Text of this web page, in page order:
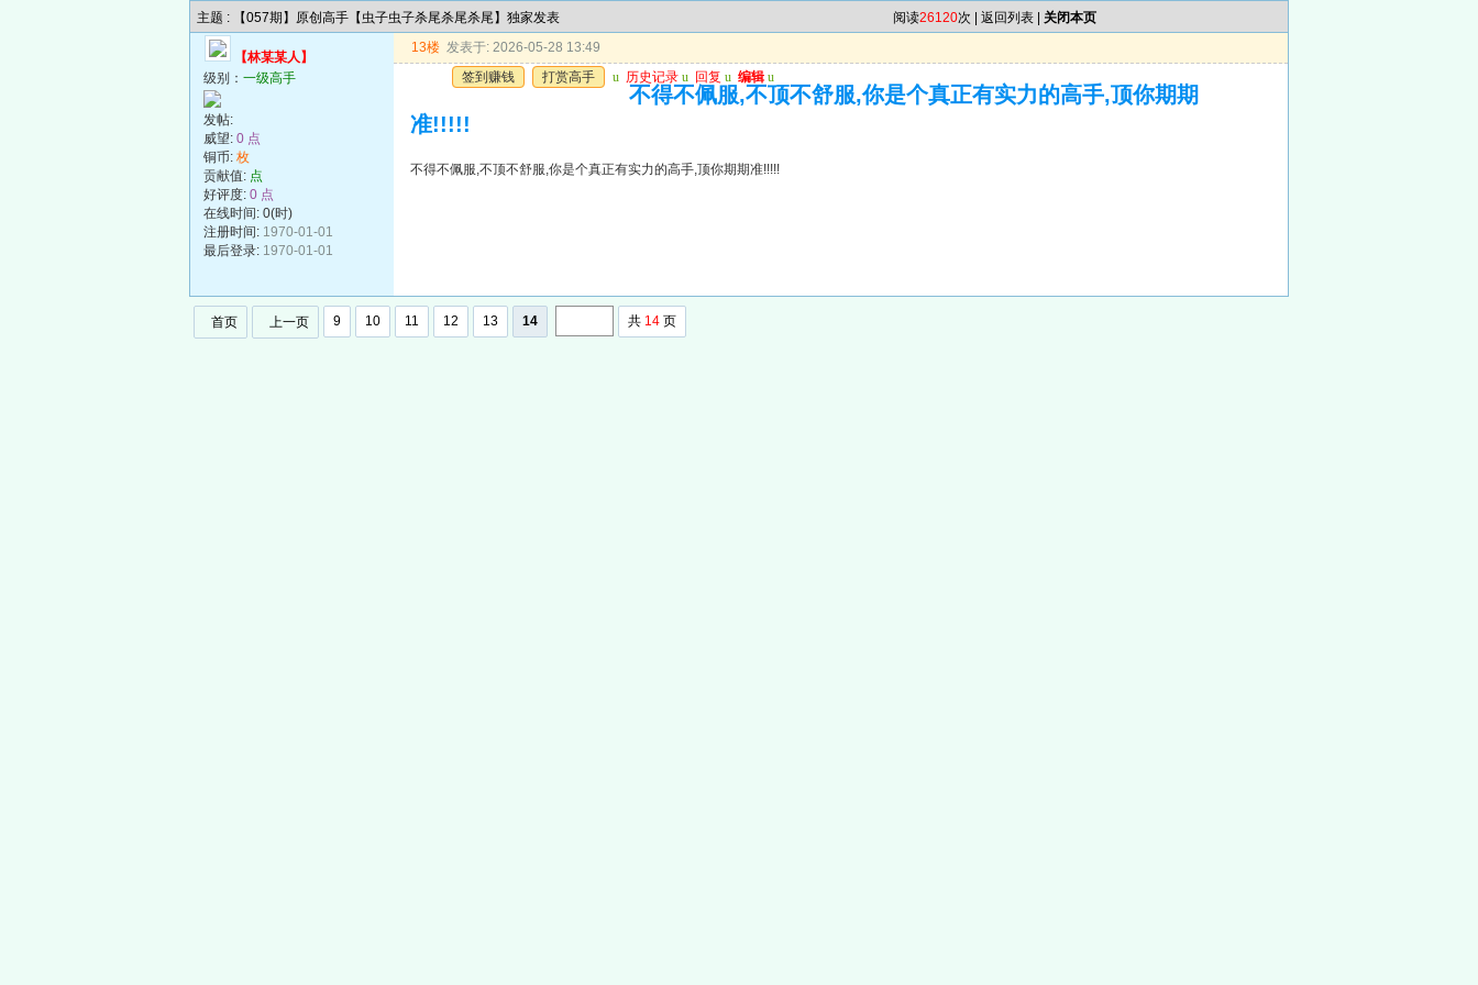
主题 : 【057期】原创高手【虫子虫子杀尾杀尾杀尾】独家发表 阅读26120次 | 返回列表 关闭本页
【林某某人】
级别： 一级高手
发帖:
威望: 0 点
铜币: 枚
贡献值: 点
好评度: 0 点
在线时间: 0(时)
注册时间: 1970-01-01
最后登录: 1970-01-01
13楼 发表于: 2026-05-28 13:49
签到赚钱
打赏高手 u 历史记录 u 回复 u 编辑 u
不得不佩服,不顶不舒服,你是个真正有实力的高手,顶你期期
准!!!!!
不得不佩服,不顶不舒服,你是个真正有实力的高手,顶你期期准!!!!!
首页 上一页 9 10 11 12 13 14 共 14 页